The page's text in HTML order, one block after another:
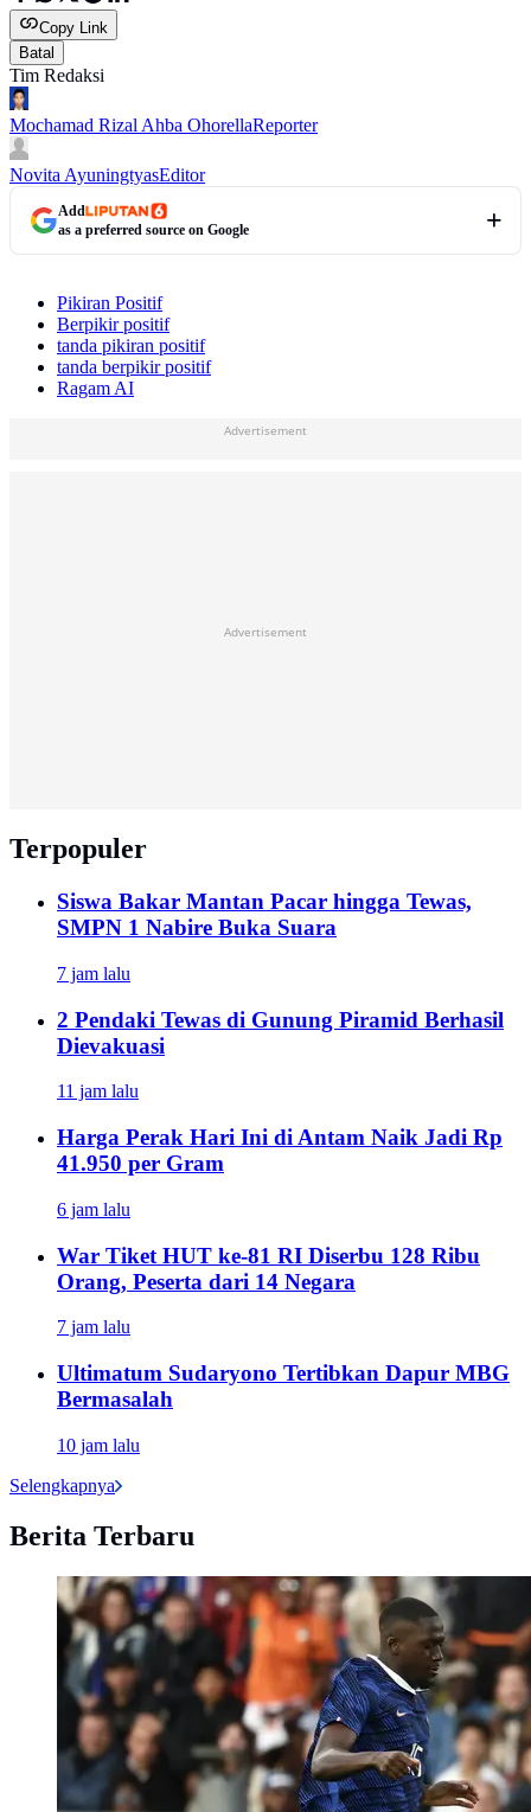
Copy Link
Batal
Tim Redaksi
Mochamad Rizal Ahba OhorellaReporter
Novita AyuningtyasEditor
Add
as a preferred source on Google
Pikiran Positif
Berpikir positif
tanda pikiran positif
tanda berpikir positif
Ragam AI
Advertisement
Advertisement
Terpopuler
Siswa Bakar Mantan Pacar hingga Tewas,
SMPN 1 Nabire Buka Suara
7 jam lalu
2 Pendaki Tewas di Gunung Piramid Berhasil
Dievakuasi
11 jam lalu
Harga Perak Hari Ini di Antam Naik Jadi Rp
41.950 per Gram
6 jam lalu
War Tiket HUT ke-81 RI Diserbu 128 Ribu
Orang, Peserta dari 14 Negara
7 jam lalu
Ultimatum Sudaryono Tertibkan Dapur MBG
Bermasalah
10 jam lalu
Selengkapnya
Berita Terbaru